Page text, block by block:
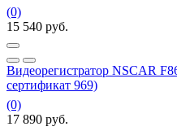
(0)
15 540 руб.
Видеорегистратор NSCAR
сертификат 969)
(0)
17 890 руб.